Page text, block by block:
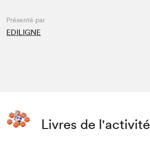
Présenté par
EDILIGNE
Livres de l'activité